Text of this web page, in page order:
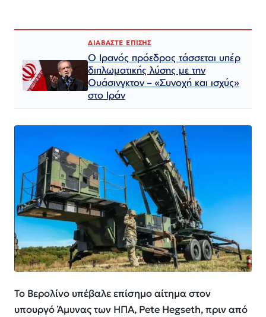
ΔΙΑΒΑΣΤΕ ΕΠΙΣΗΣ
Ο Ιρανός πρόεδρος τάσσεται υπέρ
διπλωματικής λύσης με την
Ουάσινγκτον – «Συνοχή και ισχύς»
στο Ιράν​​​​​​​​​​​​​​​​​​​​​​​​​​​​​​​​​​​​​​​​​​​​​​​​​​
Το Βερολίνο υπέβαλε επίσημο αίτημα στον
υπουργό Άμυνας των ΗΠΑ, Pete Hegseth, πριν από